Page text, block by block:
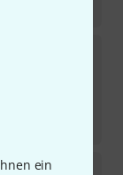
ein